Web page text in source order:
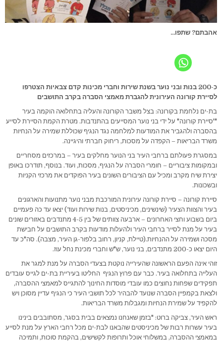
אהבתם? שתפו...
כ-200 בנות ובני נוער בשנת שירות וחברי מכינות קדם צבאיות הצטרפו
לסיירת קורונה העירונית להגברת מאמצי הסברה בקרב התושבים
בת-ים נלחמת בקורונה: בצל משבר הקורונה והעליה בתחלואה הוקמה בעיר
"'סיירת קורונה" על ידי בני נוער המסייעים בהתנדבות. מטרת הקמת הסיירת לסייע
בהסברה ולהגביר את המודעות למלחמה נגד הנגיף שכוללת שמירה על הנחיות
משרד הבריאות – הקפדה על מסכות, ריחוק חברתי והיגיינה.
במסגרת פעולתם ברחבי העיר בני הנוער מחלקים בעיר – במרכזים מסחריים
ובמקומות ציבוריים – חומרי הסברה על הנגיף, מסכות, ועוד. בנוסף, תודרכו באופן
יצירת שיח מקרב ומכיל עם הציבורים השונים בעיר הפוקדים את מרכזי הקניות
ובשכונות.
סיירת קורונה – סיירת קורונה עירונית המורכבת מבני נוער מתנועות והארגונים
בעיר והצוות הצעיר (שינשינים, מכיניסטים, בנות שירות ועוד) יצאו עד כה פעמיים
ביום בשבוע וחצי האחרונים – ארבעה צוותים של בין 4-5 מתנדבים באזורים שונים
בעיר על מנת לסייר ברחבי העיר ולהעלות מודעות בקרב התושבים על חבישת
מסכה ושמירה על ההנחיות.(טיילת, קניון, רחוב בלפור-גן העיר, מצבה). סה"כ עד
היום יצאו כ-200 מתנדבים, בני נוער, ש"ש וחברי מכינת נחל עוז.
זוהי אינה הפעם הראשונה שהעירייה נוקטת בצעדי הסברה על מנת למגר את
העלייה בתחלואה בעיר. כבר עם פרוץ הנגיף החליטו בעיריית בת-ים לגייס עובדים
תפקידים שפחות נחוצים כמו עובדי מוסדות החינוך להתגייס למאמצי ההסברה,
ולצאת בקמפיין הסברה שנועד להבהיר לכל תושבי העיר כי הנגיף עדיין מסוכן ויש
להקפיד על שמירת הנחיות ומגבלות משרד הבריאות.
ראש העיר, צביקה ברוט: "בזמן שאנחנו נמצאים בבית בסגר, מסתובבים בינינו
בעיר עשרות רבות של מכיניסטים שהבאנו לבת-ים מכל רחבי הארץ על מנת לסייע
במאמצי ההסברה, במשלוחי אוכל ותרופות לקשישים, בהקמת סוכות, ותמיכה